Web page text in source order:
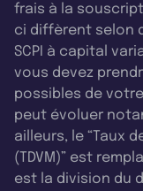
frais à la
ci diffèrent selon
SCPI à capital
vous devez
possibles de
peut évoluer
ailleurs, le “Taux
(TDVM)” est
est la division du